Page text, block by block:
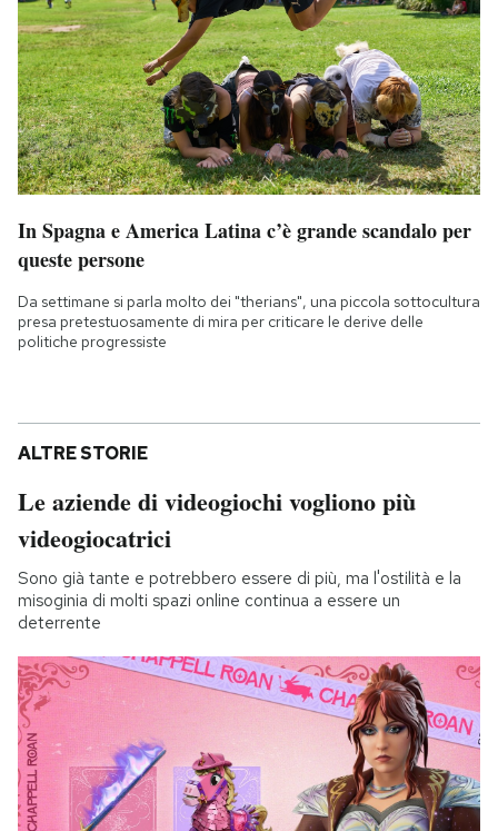
In Spagna e America Latina c’è grande scandalo per
queste persone
Da settimane si parla molto dei "therians", una piccola sottocultura
presa pretestuosamente di mira per criticare le derive delle
politiche progressiste
ALTRE STORIE
Le aziende di videogiochi vogliono più
videogiocatrici
Sono già tante e potrebbero essere di più, ma l'ostilità e la
misoginia di molti spazi online continua a essere un
deterrente